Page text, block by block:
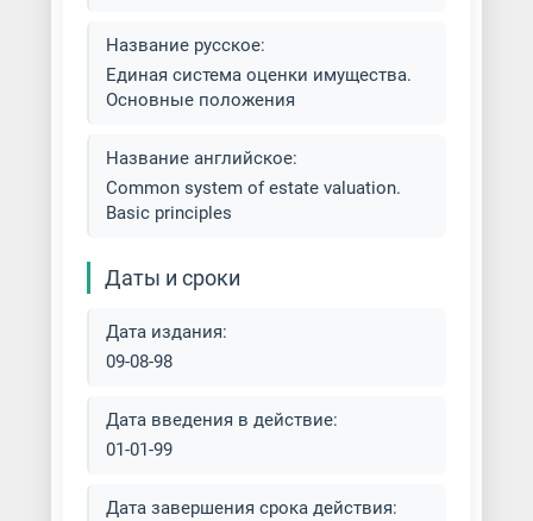
Название русское:
Единая система оценки имущества.
Основные положения
Название английское:
Common system of estate valuation.
Basic principles
Даты и сроки
Дата издания:
09-08-98
Дата введения в действие:
01-01-99
Дата завершения срока действия: